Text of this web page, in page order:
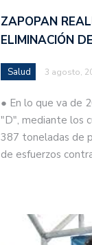
ZAPOPAN
ELIMINACIÓN
Salud 3 agosto,
● En lo que va de
"D", mediante los
387 toneladas de
de esfuerzos